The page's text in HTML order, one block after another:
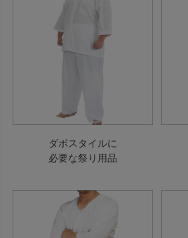
ダボスタイルに
必要な祭り用品